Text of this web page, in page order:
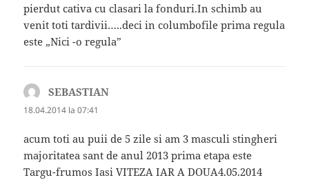
pierdut cativa cu clasari la fonduri.In schimb au
venit toti tardivii…..deci in columbofile prima regula
este „Nici -o regula”
SEBASTIAN
18.04.2014 la 07:41
acum toti au puii de 5 zile si am 3 masculi stingheri
majoritatea sant de anul 2013 prima etapa este
Targu-frumos Iasi VITEZA IAR A DOUA4.05.2014